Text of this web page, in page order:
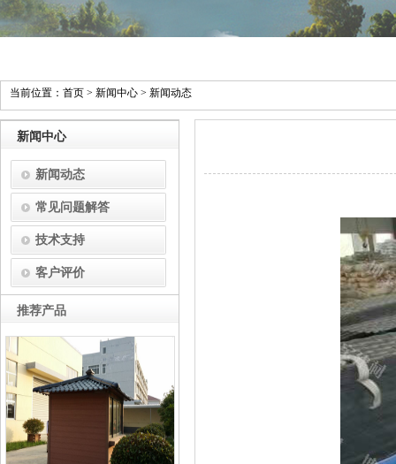
当前位置： 首页 > 新闻中心 > 新闻动态
新闻中心
新闻动态
常见问题解答
技术支持
客户评价
推荐产品